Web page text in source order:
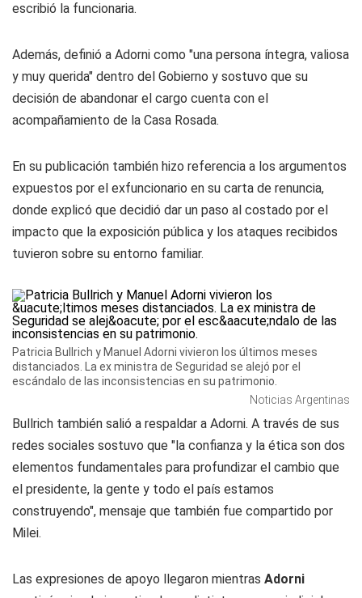
escribió la funcionaria.
Además, definió a Adorni como "una persona íntegra, valiosa
y muy querida" dentro del Gobierno y sostuvo que su
decisión de abandonar el cargo cuenta con el
acompañamiento de la Casa Rosada.
En su publicación también hizo referencia a los argumentos
expuestos por el exfuncionario en su carta de renuncia,
donde explicó que decidió dar un paso al costado por el
impacto que la exposición pública y los ataques recibidos
tuvieron sobre su entorno familiar.
Patricia Bullrich y Manuel Adorni vivieron los últimos meses
distanciados. La ex ministra de Seguridad se alejó por el
escándalo de las inconsistencias en su patrimonio.
Noticias Argentinas
Bullrich también salió a respaldar a Adorni. A través de sus
redes sociales sostuvo que "la confianza y la ética son dos
elementos fundamentales para profundizar el cambio que
el presidente, la gente y todo el país estamos
construyendo", mensaje que también fue compartido por
Milei.
Las expresiones de apoyo llegaron mientras Adorni